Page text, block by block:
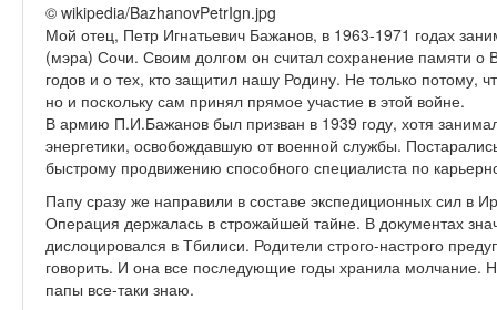
© wikipedia/BazhanovPetrIgn.jpg
Мой отец, Петр Игнатьевич Бажанов, в 1963-1971 годах
(мэра) Сочи. Своим долгом он считал сохранение памяти о
годов и о тех, кто защитил нашу Родину. Не только потому,
но и поскольку сам принял прямое участие в этой войне.
В армию П.И.Бажанов был призван в 1939 году, хотя
энергетики, освобождавшую от военной службы.
быстрому продвижению способного специалиста по
Папу сразу же направили в составе экспедиционных сил в
Операция держалась в строжайшей тайне. В документах
дислоцировался в Тбилиси. Родители строго-настрого
говорить. И она все последующие годы хранила молчание.
папы все-таки знаю.